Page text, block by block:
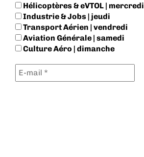
Hélicoptères & eVTOL | mercredi
Industrie & Jobs | jeudi
Transport Aérien | vendredi
Aviation Générale | samedi
Culture Aéro | dimanche